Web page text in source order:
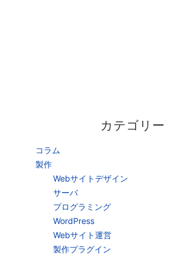
カテゴリー
コラム
製作
Webサイトデザイン
サーバ
プログラミング
WordPress
Webサイト運営
製作プラグイン